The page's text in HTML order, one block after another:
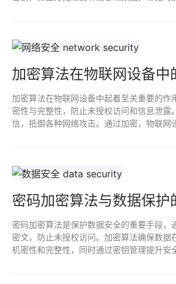
加密算法在物联网设备中
加密算法在物联网设备中起着至关重要的作
密性与完整性，防止未授权访问和信息泄露
信，抵御各种网络攻击。通过加密，物联网
密码加密算法与数据保护
密码加密算法是保护数据安全的重要手段，
密文，防止未授权访问。加密算法确保数据
机密性和完整性，同时通过密钥管理提升安